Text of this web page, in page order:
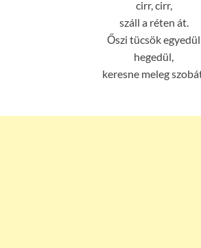
cirr, cirr,
száll a réten át.
Őszi tücsök egyedül
hegedül,
keresne meleg